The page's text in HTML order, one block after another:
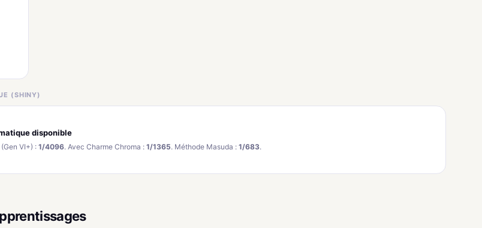
(SHINY)
disponible
VI+) : 1/4096. Avec Charme Chroma : 1/1365. Méthode Masuda : 1/683.